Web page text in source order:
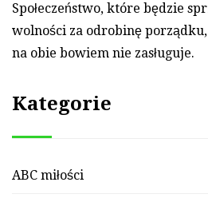
Społeczeństwo, które będzie
wol­ności za od­ro­binę
na obie bo­wiem nie zasługuje.
Kategorie
ABC miłości